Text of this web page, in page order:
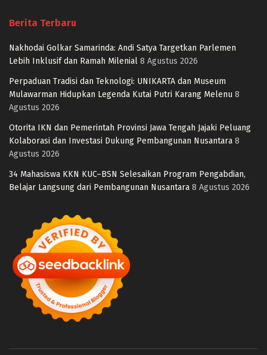
Berita Terbaru
Nakhodai Golkar Samarinda: Andi Satya Targetkan Parlemen
Lebih Inklusif dan Ramah Milenial 8 Agustus 2026
Perpaduan Tradisi dan Teknologi: UNIKARTA dan Museum
Mulawarman Hidupkan Legenda Kutai Putri Karang Melenu 8
Agustus 2026
Otorita IKN dan Pemerintah Provinsi Jawa Tengah Jajaki Peluang
Kolaborasi dan Investasi Dukung Pembangunan Nusantara 8
Agustus 2026
34 Mahasiswa KKN KUC–BSN Selesaikan Program Pengabdian,
Belajar Langsung dari Pembangunan Nusantara 8 Agustus 2026